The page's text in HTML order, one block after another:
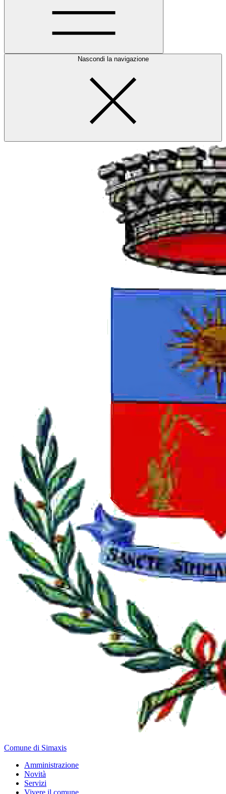
Nascondi la navigazione
Comune di Simaxis
Amministrazione
Novità
Servizi
Vivere il comune